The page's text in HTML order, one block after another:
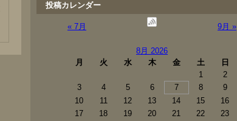
投稿カレンダー
« 7月 9月 »
8月 2026
月
火 水 木 金 土
日
1
2
3
4 5 6 7 8
9
10
11 12 13 14 15
16
17
18 19 20 21 22
23